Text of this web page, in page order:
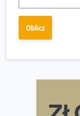
Ponad 12 tysięcy
Rozbiegany
półmaratonem
Oblicz